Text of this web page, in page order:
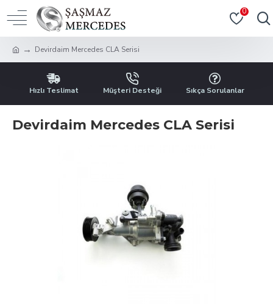
0
Devirdaim Mercedes CLA Serisi
Hızlı Teslimat Müşteri Desteği Sıkça Sorulanlar
Devirdaim Mercedes CLA Serisi